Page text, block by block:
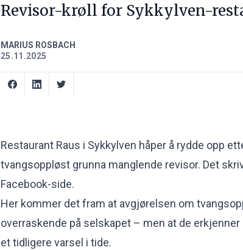
Revisor-krøll for Sykkylven-
MARIUS ROSBACH
25.11.2025
Restaurant Raus i Sykkylven håper å rydde opp
tvangsoppløst grunna manglende revisor. Det
Facebook-side.
Her kommer det fram at avgjørelsen om
overraskende på selskapet – men at de
et tidligere varsel i tide.